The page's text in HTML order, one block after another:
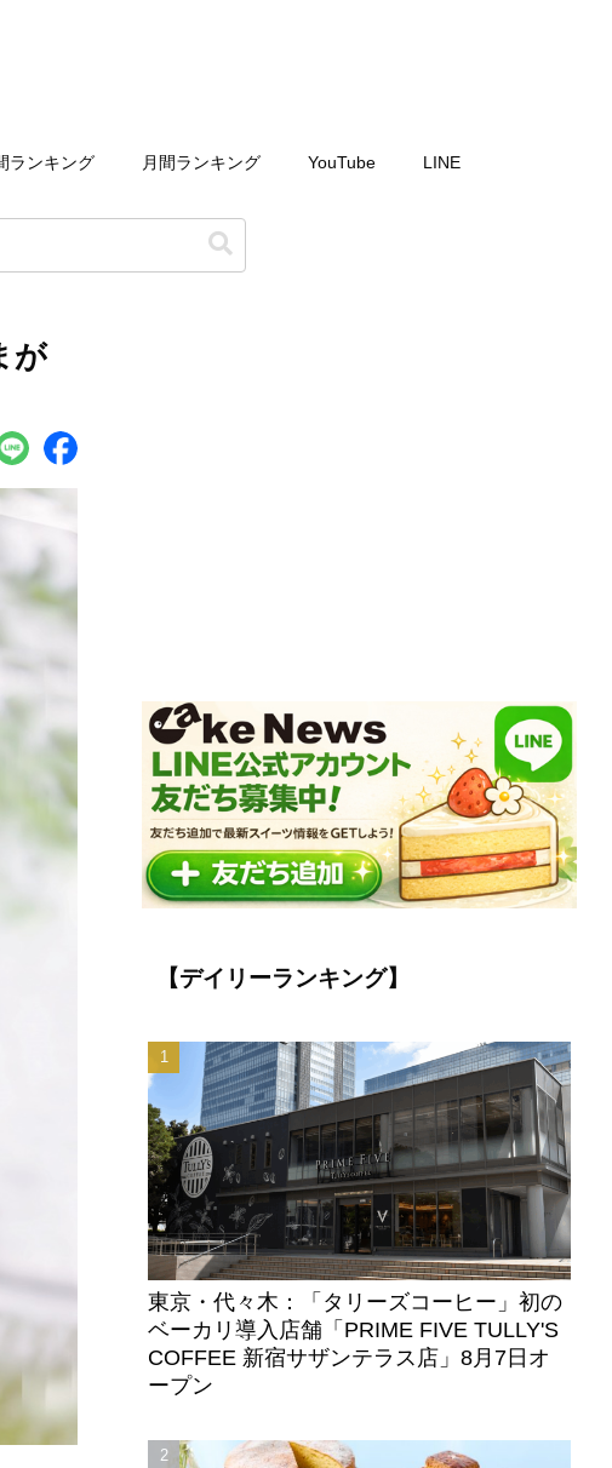
ランキング 月間ランキング YouTube LINE
が
【デイリーランキング】
東京・代々木：「タリーズコーヒー」初の
ベーカリ導入店舗「PRIME FIVE TULLY'S
COFFEE 新宿サザンテラス店」8月7日オ
ープン